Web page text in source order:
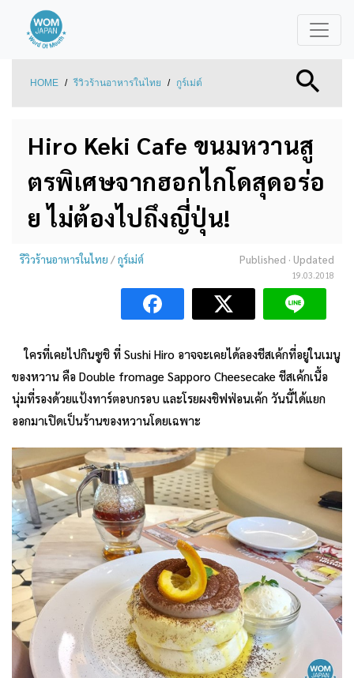
HOME / รีวิวร้านอาหารในไทย / กูร์เม่ต์
Hiro Keki Cafe ขนมหวานสู
ตรพิเศษจากฮอกไกโดสุดอร่อ
ย ไม่ต้องไปถึงญี่ปุ่น!
รีวิวร้านอาหารในไทย /กูร์เม่ต์ Published · Updated
19.03.2018
ใครที่เคยไปกินซูชิ ที่ Sushi Hiro อาจจะเคยได้ลองชีสเค้กที่อยู่ในเมนู
ของหวาน คือ Double fromage Sapporo Cheesecake ชีสเค้กเนื้อ
นุ่มที่รองด้วยแป้งทาร์ตอบกรอบ และโรยผงชิฟฟ่อนเค้ก วันนี้ได้แยก
ออกมาเปิดเป็นร้านของหวานโดยเฉพาะ